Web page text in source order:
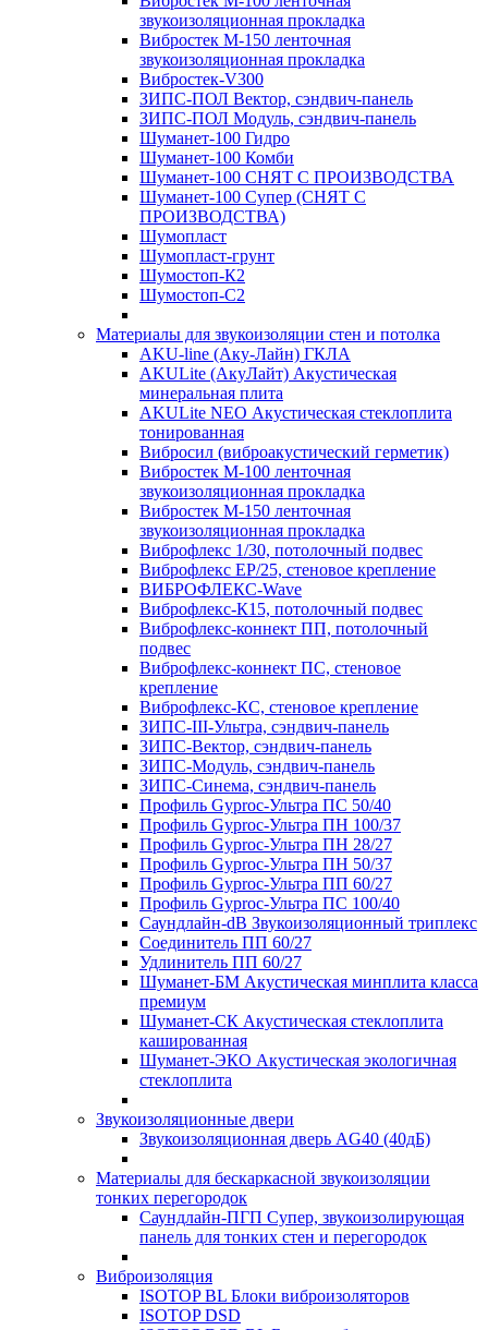
звукоизоляционная прокладка
Вибростек М-150 ленточная
звукоизоляционная прокладка
Вибростек-V300
ЗИПС-ПОЛ Вектор, сэндвич-панель
ЗИПС-ПОЛ Модуль, сэндвич-панель
Шуманет-100 Гидро
Шуманет-100 Комби
Шуманет-100 СНЯТ С ПРОИЗВОДСТВА
Шуманет-100 Супер (СНЯТ С
ПРОИЗВОДСТВА)
Шумопласт
Шумопласт-грунт
Шумостоп-К2
Шумостоп-С2
Материалы для звукоизоляции стен и потолка
AKU-line (Aку-Лайн) ГКЛА
AKULite (АкуЛайт) Акустическая
минеральная плита
AKULite NEO Акустическая стеклоплита
тонированная
Вибросил (виброакустический герметик)
Вибростек М-100 ленточная
звукоизоляционная прокладка
Вибростек М-150 ленточная
звукоизоляционная прокладка
Виброфлекс 1/30, потолочный подвес
Виброфлекс EP/25, стеновое крепление
ВИБРОФЛЕКС-Wave
Виброфлекс-К15, потолочный подвес
Виброфлекс-коннект ПП, потолочный
подвес
Виброфлекс-коннект ПС, стеновое
крепление
Виброфлекс-КС, стеновое крепление
ЗИПС-III-Ультра, сэндвич-панель
ЗИПС-Вектор, сэндвич-панель
ЗИПС-Модуль, сэндвич-панель
ЗИПС-Синема, сэндвич-панель
Профиль Gyproc-Ультра ПC 50/40
Профиль Gyproc-Ультра ПН 100/37
Профиль Gyproc-Ультра ПН 28/27
Профиль Gyproc-Ультра ПН 50/37
Профиль Gyproc-Ультра ПП 60/27
Профиль Gyproc-Ультра ПС 100/40
Саундлайн-dB Звукоизоляционный триплекс
Соединитель ПП 60/27
Удлинитель ПП 60/27
Шуманет-БМ Акустическая минплита класса
премиум
Шуманет-СК Акустическая стеклоплита
кашированная
Шуманет-ЭКО Акустическая экологичная
стеклоплита
Звукоизоляционные двери
Звукоизоляционная дверь AG40 (40дБ)
Материалы для бескаркасной звукоизоляции
тонких перегородок
Саундлайн-ПГП Супер, звукоизолирующая
панель для тонких стен и перегородок
Виброизоляция
ISOTOP BL Блоки виброизоляторов
ISOTOP DSD